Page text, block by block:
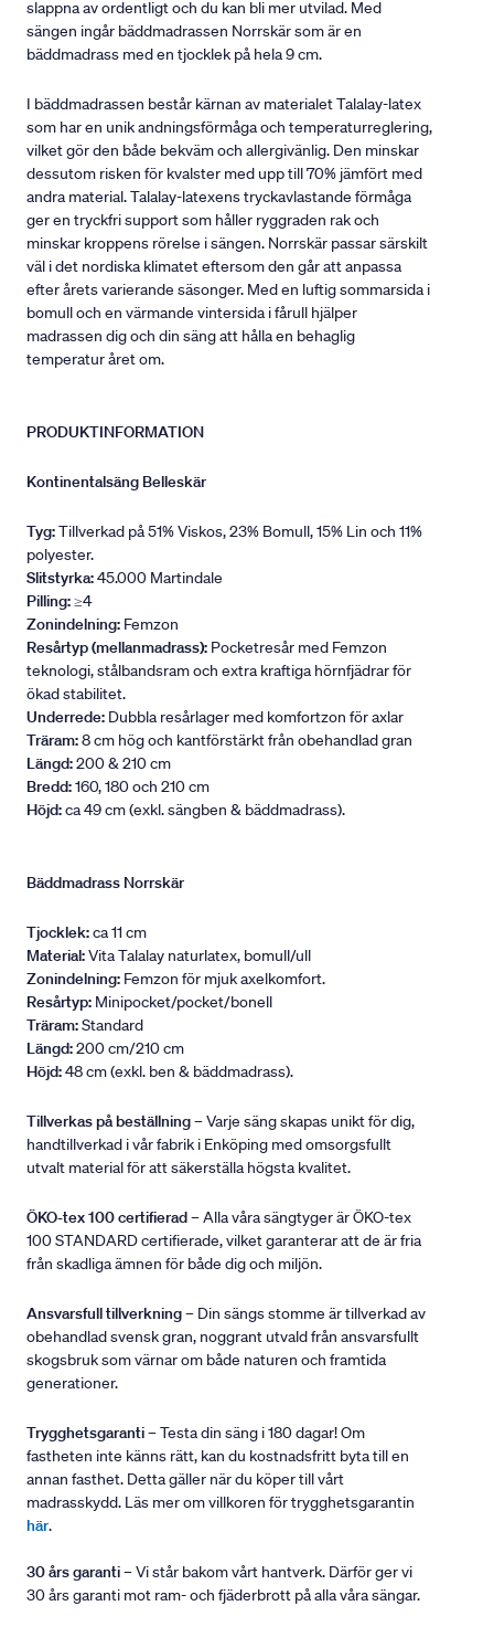
slappna av ordentligt och du kan bli mer utvilad. Med
sängen ingår bäddmadrassen Norrskär som är en
bäddmadrass med en tjocklek på hela 9 cm.
I bäddmadrassen består kärnan av materialet Talalay-latex
som har en unik andningsförmåga och temperaturreglering,
vilket gör den både bekväm och allergivänlig. Den minskar
dessutom risken för kvalster med upp till 70% jämfört med
andra material. Talalay-latexens tryckavlastande förmåga
ger en tryckfri support som håller ryggraden rak och
minskar kroppens rörelse i sängen. Norrskär passar särskilt
väl i det nordiska klimatet eftersom den går att anpassa
efter årets varierande säsonger. Med en luftig sommarsida i
bomull och en värmande vintersida i fårull hjälper
madrassen dig och din säng att hålla en behaglig
temperatur året om.
PRODUKTINFORMATION
Kontinentalsäng Belleskär
Tyg:Tillverkad på 51% Viskos, 23% Bomull, 15% Lin och 11%
polyester.
Slitstyrka:45.000 Martindale
Pilling:≥4
Zonindelning: Femzon
Resårtyp (mellanmadrass): Pocketresår med Femzon
teknologi, stålbandsram och extra kraftiga hörnfjädrar för
ökad stabilitet.
Underrede: Dubbla resårlager med komfortzon för axlar
Träram:8 cm hög och kantförstärkt från obehandlad gran
Längd:200 & 210 cm
Bredd:160, 180 och 210 cm
Höjd:ca 49 cm (exkl. sängben & bäddmadrass).
Bäddmadrass Norrskär
Tjocklek:ca 11 cm
Material:Vita Talalay naturlatex, bomull/ull
Zonindelning: Femzon för mjuk axelkomfort.
Resårtyp: Minipocket/pocket/bonell
Träram:Standard
Längd:200 cm/210 cm
Höjd:48 cm (exkl. ben & bäddmadrass).
Tillverkas på beställning– Varje säng skapas unikt för dig,
handtillverkad i vår fabrik i Enköping med omsorgsfullt
utvalt material för att säkerställa högsta kvalitet.
ÖKO-tex 100 certifierad– Alla våra sängtyger är ÖKO-tex
100 STANDARD certifierade, vilket garanterar att de är fria
från skadliga ämnen för både dig och miljön.
Ansvarsfull tillverkning– Din sängs stomme är tillverkad av
obehandlad svensk gran, noggrant utvald från ansvarsfullt
skogsbruk som värnar om både naturen och framtida
generationer.
Trygghetsgaranti– Testa din säng i 180 dagar! Om
fastheten inte känns rätt, kan du kostnadsfritt byta till en
annan fasthet. Detta gäller när du köper till vårt
madrasskydd. Läs mer om villkoren för trygghetsgarantin
här.
30 års garanti– Vi står bakom vårt hantverk. Därför ger vi
30 års garanti mot ram- och fjäderbrott på alla våra sängar.